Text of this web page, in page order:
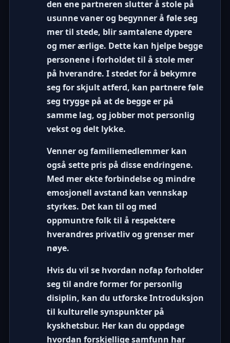
den ene partneren slutter å stole på
usunne vaner og begynner å føle seg
mer til stede, blir samtalene dypere
og mer ærlige. Dette kan hjelpe begge
personene i forholdet til å stole mer
på hverandre. I stedet for å bekymre
seg for skjult atferd, kan partnere føle
seg trygge på at de begge er på
samme lag, og jobber mot personlig
vekst og delt lykke.
Venner og familiemedlemmer kan
også sette pris på disse endringene.
Med mer ekte forbindelse og mindre
emosjonell avstand kan vennskap
styrkes. Det kan til og med
oppmuntre folk til å respektere
hverandres privatliv og grenser mer
nøye.
Hvis du vil se hvordan nofap forholder
seg til andre former for personlig
disiplin, kan du utforskeIntroduksjon
til kulturelle synspunkter på
kyskhetsbur. Her kan du oppdage
hvordan forskjellige samfunn har